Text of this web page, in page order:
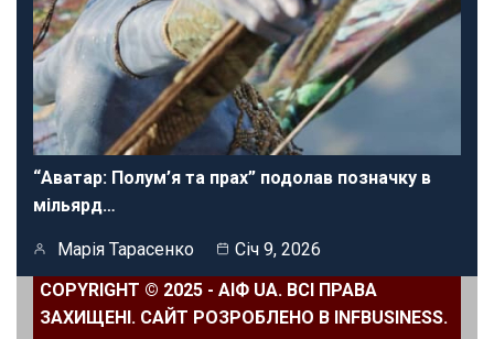
“Аватар: Полум’я та прах” подолав позначку в
мільярд…
Марія Тарасенко
Січ 9, 2026
COPYRIGHT © 2025 - АІФ UA. ВСІ ПРАВА
ЗАХИЩЕНІ. САЙТ РОЗРОБЛЕНО В INFBUSINESS.